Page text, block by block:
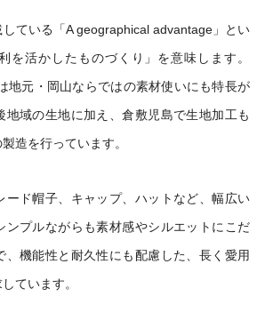
している「A geographical advantage」とい
を活かしたものづくり」を意味します。
地元・岡山ならではの素材使いにも特長が
地域の生地に加え、倉敷児島で生地加工も
造を行っています。
ード帽子、キャップ、ハットなど、幅広い
ンプルながらも素材感やシルエットにこだ
、機能性と耐久性にも配慮した、長く愛用
ています。